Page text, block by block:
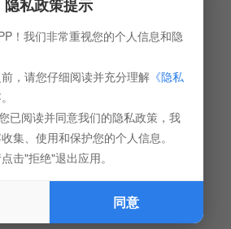
隐私政策提示
！我们非常重视您的个人信息和隐
，请您仔细阅读并充分理解《隐私
已阅读并同意我们的隐私政策，我
集、使用和保护您的个人信息。
击"拒绝"退出应用。
同意